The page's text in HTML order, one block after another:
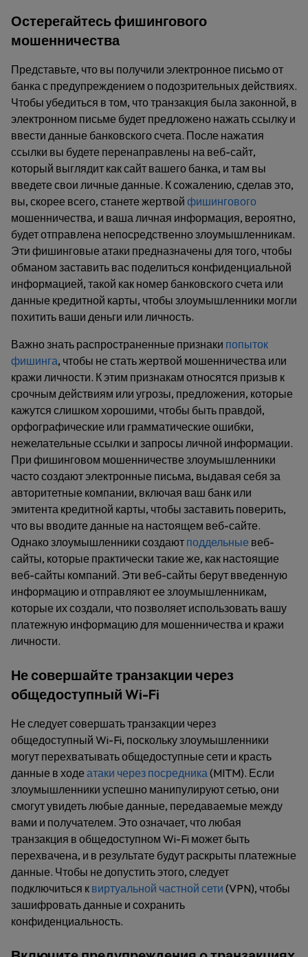
Остерегайтесь фишингового
мошенничества
Представьте, что вы получили электронное письмо от
банка с предупреждением о подозрительных действиях.
Чтобы убедиться в том, что транзакция была законной, в
электронном письме будет предложено нажать ссылку и
ввести данные банковского счета. После нажатия
ссылки вы будете перенаправлены на веб-сайт,
который выглядит как сайт вашего банка, и там вы
введете свои личные данные. К сожалению, сделав это,
вы, скорее всего, станете жертвой фишингового
мошенничества, и ваша личная информация, вероятно,
будет отправлена непосредственно злоумышленникам.
Эти фишинговые атаки предназначены для того, чтобы
обманом заставить вас поделиться конфиденциальной
информацией, такой как номер банковского счета или
данные кредитной карты, чтобы злоумышленники могли
похитить ваши деньги или личность.
Важно знать распространенные признаки попыток
фишинга, чтобы не стать жертвой мошенничества или
кражи личности. К этим признакам относятся призыв к
срочным действиям или угрозы, предложения, которые
кажутся слишком хорошими, чтобы быть правдой,
орфографические или грамматические ошибки,
нежелательные ссылки и запросы личной информации.
При фишинговом мошенничестве злоумышленники
часто создают электронные письма, выдавая себя за
авторитетные компании, включая ваш банк или
эмитента кредитной карты, чтобы заставить поверить,
что вы вводите данные на настоящем веб-сайте.
Однако злоумышленники создают поддельные веб-
сайты, которые практически такие же, как настоящие
веб-сайты компаний. Эти веб-сайты берут введенную
информацию и отправляют ее злоумышленникам,
которые их создали, что позволяет использовать вашу
платежную информацию для мошенничества и кражи
личности.
Не совершайте транзакции через
общедоступный Wi-Fi
Не следует совершать транзакции через
общедоступный Wi-Fi, поскольку злоумышленники
могут перехватывать общедоступные сети и красть
данные в ходе атаки через посредника(MITM). Если
злоумышленники успешно манипулируют сетью, они
смогут увидеть любые данные, передаваемые между
вами и получателем. Это означает, что любая
транзакция в общедоступном Wi-Fi может быть
перехвачена, и в результате будут раскрыты платежные
данные. Чтобы не допустить этого, следует
подключиться к виртуальной частной сети (VPN), чтобы
зашифровать данные и сохранить
конфиденциальность.